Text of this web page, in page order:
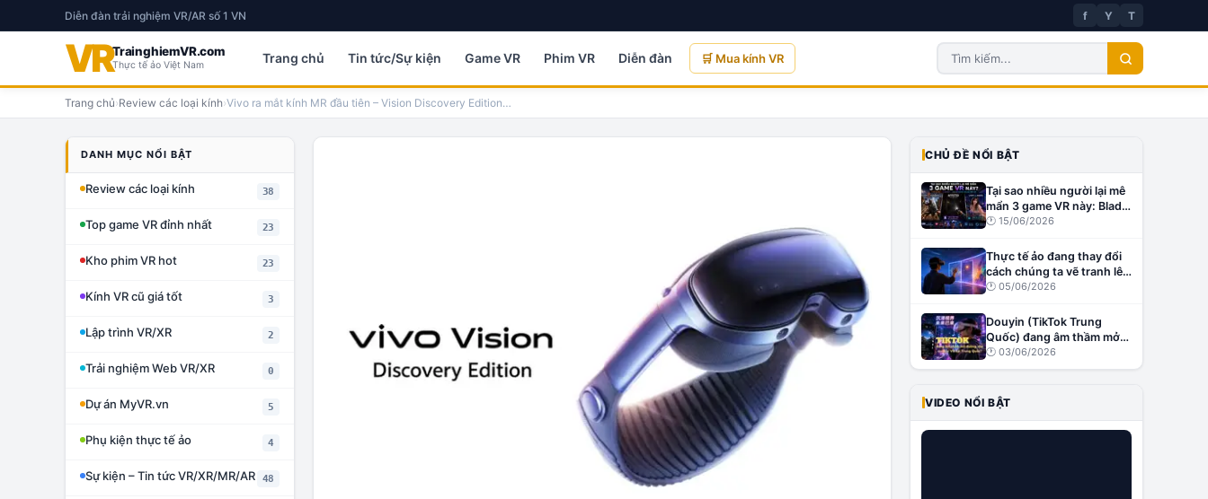
Diễn đàn trải nghiệm VR/AR số 1 VN f Y T
VRTrainghiemVR.com
Thực tế ảo Việt Nam Trang chủ Tin tức/Sự kiện Game VR Phim VR Diễn đàn 🛒 Mua kính VR
Trang chủ›Review các loại kính›Vivo ra mắt kính MR đầu tiên – Vision Discovery Edition…
DANH MỤC NỔI BẬT
Review các loại kính 38
Top game VR đỉnh nhất 23
Kho phim VR hot 23
Kính VR cũ giá tốt 3
Lập trình VR/XR 2
Trải nghiệm Web VR/XR 0
Dự án MyVR.vn 5
Phụ kiện thực tế ảo 4
Sự kiện – Tin tức VR/XR/MR/AR 48
CHỦ ĐỀ NỔI BẬT
Tại sao nhiều người lại mê
mẩn 3 game VR này: Blade
& Sorcery, Affected: The
🕐 15/06/2026
Thực tế ảo đang thay đổi
cách chúng ta vẽ tranh lên
tường như thế nào?
🕐 05/06/2026
Douyin (TikTok Trung
Quốc) đang âm thầm mở
đường cho creator VR tại
Trung Quốc?
🕐 03/06/2026
VIDEO NỔI BẬT